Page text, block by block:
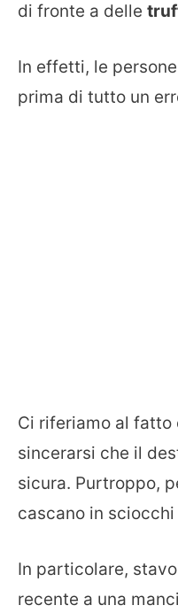
di fronte a delle
In effetti, le
prima di tutto un
Ci riferiamo al fatto
sincerarsi che il
sicura. Purtroppo,
cascano in
In particolare,
recente a una